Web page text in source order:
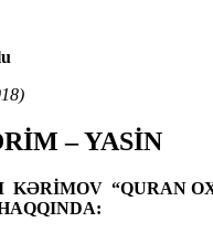
– YASİN
KƏRİMOV “QURAN